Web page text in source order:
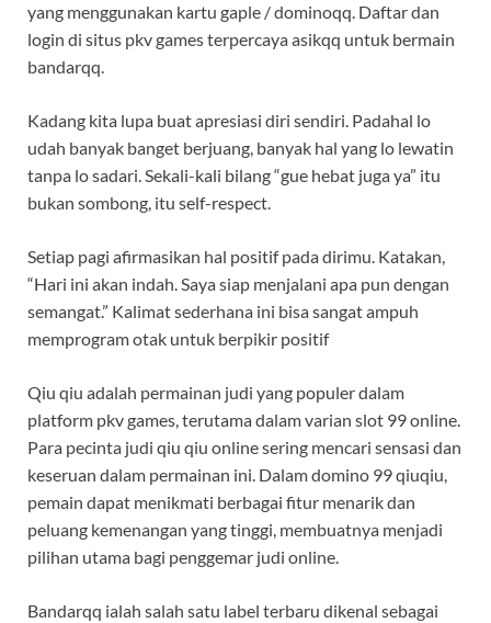
yang menggunakan kartu gaple / dominoqq. Daftar dan
login di situs pkv games terpercaya asikqq untuk bermain
bandarqq.
Kadang kita lupa buat apresiasi diri sendiri. Padahal lo
udah banyak banget berjuang, banyak hal yang lo lewatin
tanpa lo sadari. Sekali-kali bilang “gue hebat juga ya” itu
bukan sombong, itu self-respect.
Setiap pagi afirmasikan hal positif pada dirimu. Katakan,
“Hari ini akan indah. Saya siap menjalani apa pun dengan
semangat.” Kalimat sederhana ini bisa sangat ampuh
memprogram otak untuk berpikir positif
Qiu qiu adalah permainan judi yang populer dalam
platform pkv games, terutama dalam varian slot 99 online.
Para pecinta judi qiu qiu online sering mencari sensasi dan
keseruan dalam permainan ini. Dalam domino 99 qiuqiu,
pemain dapat menikmati berbagai fitur menarik dan
peluang kemenangan yang tinggi, membuatnya menjadi
pilihan utama bagi penggemar judi online.
Bandarqq ialah salah satu label terbaru dikenal sebagai